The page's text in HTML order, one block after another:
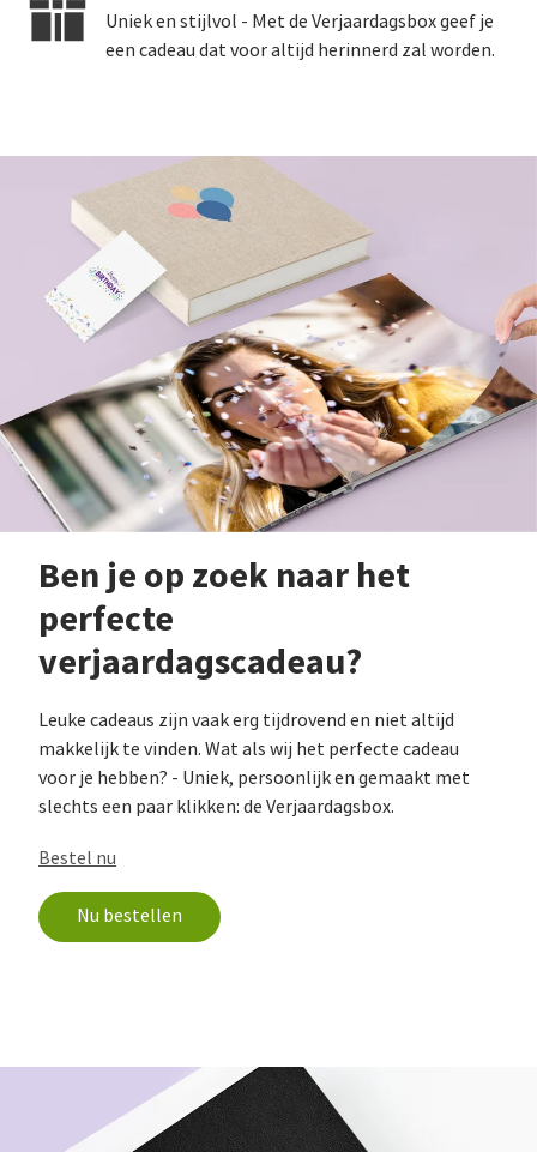
Uniek en stijlvol - Met de Verjaardagsbox geef je
een cadeau dat voor altijd herinnerd zal worden.
Ben je op zoek naar het
perfecte
verjaardagscadeau?
Leuke cadeaus zijn vaak erg tijdrovend en niet altijd
makkelijk te vinden. Wat als wij het perfecte cadeau
voor je hebben? - Uniek, persoonlijk en gemaakt met
slechts een paar klikken: de Verjaardagsbox.
Bestel nu
Nu bestellen